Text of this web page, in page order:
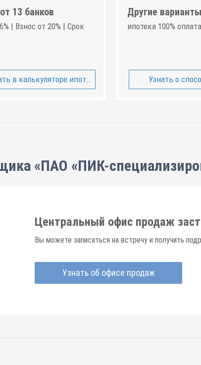
13 банков
| Взнос от 20% | Срок
в калькуляторе ипотеки
Другие
ипотека 100%
Узнать о
«ПАО «ПИК-
Центральный офис продаж
Вы можете записаться на встречу и получить
Узнать об офисе продаж